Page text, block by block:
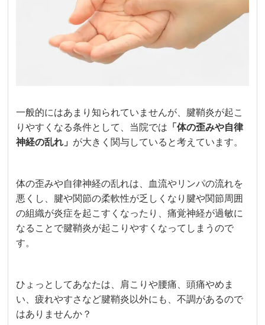
一般的にはあまり知られていませんが、腱鞘炎が起こ
りやすくなる条件として、当院では 「体の歪みや自律
神経の乱れ」 が大きく関与していると考えています。
体の歪みや自律神経の乱れは、血流やリンパの流れを
悪くし、腱や関節の柔軟性が乏しくなり腱や関節周囲
の組織が炎症を起こすくなったり、痛覚神経が過敏に
なることで腱鞘炎が起こりやすくなってしまうので
す。
ひょっとしてあなたは、肩こりや腰痛、頭痛やめま
い、疲れやすさなど腱鞘炎以外にも、不調があるので
はありませんか？